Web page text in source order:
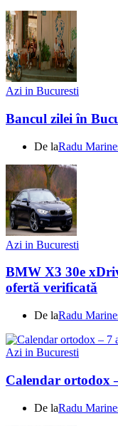
Azi in Bucuresti
Bancul zilei în
De laRadu
Azi in Bucuresti
BMW X3 30e
ofertă verificată
De laRadu
Azi in Bucuresti
Calendar ortodox
De laRadu